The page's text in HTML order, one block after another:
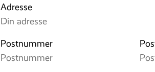
Adresse
Postnummer